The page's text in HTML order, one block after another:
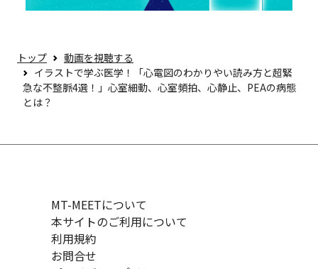
トップ
動画を視聴する
イラストで学ぶ医学！「心電図のわかりやい読み方と超緊
急な不整脈4選！」心室細動、心室頻拍、心静止、PEAの病態
とは？
MT-MEETについて
本サイトのご利用について
利用規約
お問合せ